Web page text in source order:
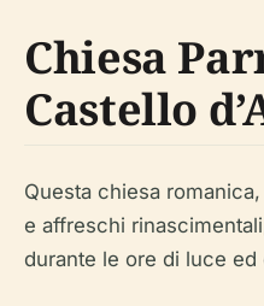
Chiesa
Castello
Questa chiesa
e affreschi
durante le ore di luce